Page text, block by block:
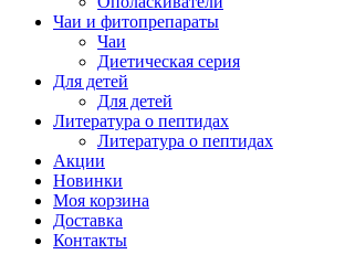
Чаи и фитопрепараты
Чаи
Диетическая серия
Для детей
Для детей
Литература о пептидах
Литература о пептидах
Акции
Новинки
Моя корзина
Доставка
Контакты